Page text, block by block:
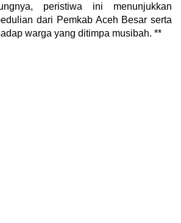
peristiwa ini menunjukkan
dari Pemkab Aceh Besar serta
warga yang ditimpa musibah. **